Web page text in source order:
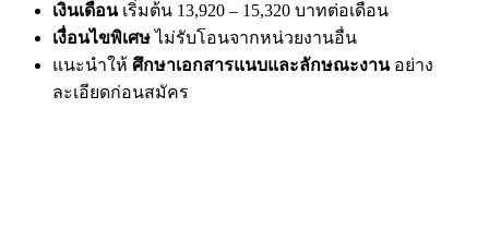
เงินเดือนเริ่มต้น 13,920 – 15,320 บาทต่อเดือน
เงื่อนไขพิเศษไม่รับโอนจากหน่วยงานอื่น
แนะนำให้ ศึกษาเอกสารแนบและลักษณะงานอย่าง
ละเอียดก่อนสมัคร